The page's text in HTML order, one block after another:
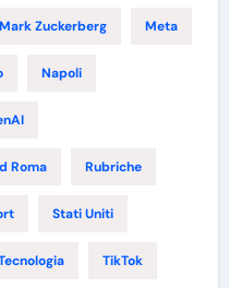
Mark Zuckerberg Meta
Napoli
Roma Rubriche
Stati Uniti
TikTok